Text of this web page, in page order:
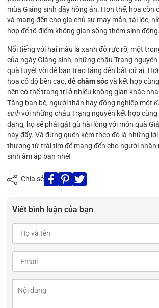
mùa Giáng sinh đầy hồng ân. Hơn thế, hoa còn
và mang đến cho gia chủ sự may mắn, tài lộc,
hợp để tô điểm không gian sống thêm sinh động.
Nổi tiếng với hai màu lá xanh đỏ rực rỡ, một
của ngày Giáng sinh, những chậu Trạng
quà tuyệt vời để bạn trao tặng đến bất cứ ai.
hoa có độ bền cao, dễ chăm sócvà kết hợp
nên có thể trang trí ở nhiều không gian khác
Tặng bạn bè, người thân hay đồng nghiệp một
sinhvới những chậu Trạng nguyên kết hợp
dạng, họ sẽ phải gật gù hài lòng với món quà
này đấy. Và đừng quên kèm theo đó là những
thương từ trái tim để mang đến cho người nhận
sinh ấm áp bạn nhé!
Chia sẻ
Viết bình luận của bạn